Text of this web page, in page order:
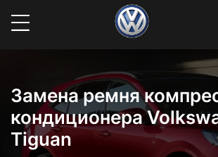
Замена ремня
кондиционера
Tiguan